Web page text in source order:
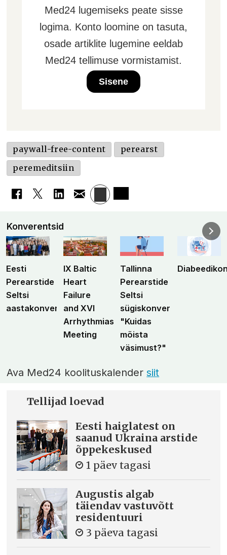
Med24 lugemiseks peate sisse
logima. Konto loomine on tasuta,
osade artiklite lugemine eeldab
Med24 tellimuse vormistamist.
Sisene
paywall-free-content
perearst
peremeditsiin
Konverentsid
Eesti
Perearstide
Seltsi
aastakonverents
IX Baltic
Heart
Failure
and XVI
Arrhythmias
Meeting
Tallinna
Perearstide
Seltsi
sügiskonverents
"Kuidas
mõista
väsimust?"
Ava Med24 koolituskalendersiit
Tellijad loevad
Eesti haiglatest on
saanud Ukraina arstide
õppekeskused
1 päev tagasi
Augustis algab
täiendav vastuvõtt
residentuuri
3 päeva tagasi